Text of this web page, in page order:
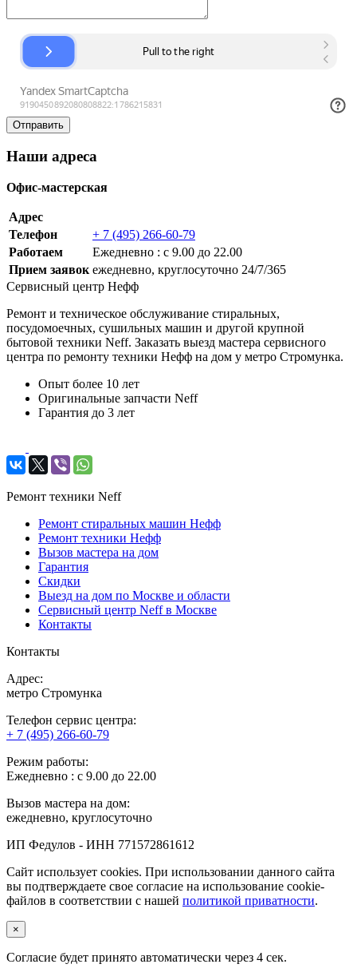
Наши адреса
Офис-мастерская
Адрес
Телефон
+ 7 (495) 266-60-79
Работаем
Ежедневно : с 9.00 до 22.00
Прием заявок ежедневно, круглосуточно 24/7/365
Сервисный центр Нефф
Ремонт и техническое обслуживание стиральных,
посудомоечных, сушильных машин и другой крупной
бытовой техники Neff. Заказать выезд мастера сервисного
центра по ремонту техники Нефф на дом у метро Стромунка.
Опыт более 10 лет
Оригинальные запчасти Neff
Гарантия до 3 лет
Ремонт техники Neff
Ремонт стиральных машин Нефф
Ремонт техники Нефф
Вызов мастера на дом
Гарантия
Скидки
Выезд на дом по Москве и области
Сервисный центр Neff в Москве
Контакты
Контакты
Адрес:
метро Стромунка
Телефон сервис центра:
+ 7 (495) 266-60-79
Режим работы:
Ежедневно : с 9.00 до 22.00
Вызов мастера на дом:
ежедневно, круглосуточно
ИП Федулов - ИНН 771572861612
Сайт использует cookies. При использовании данного сайта
вы подтверждаете свое согласие на использование cookie-
файлов в соответствии с нашей политикой приватности.
×
Согласие будет принято автоматически через 3 сек.